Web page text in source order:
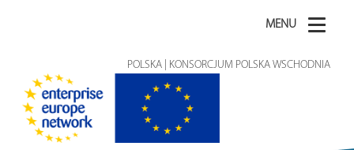
MENU
POLSKA | KONSORCJUM POLSKA WSCHODNIA